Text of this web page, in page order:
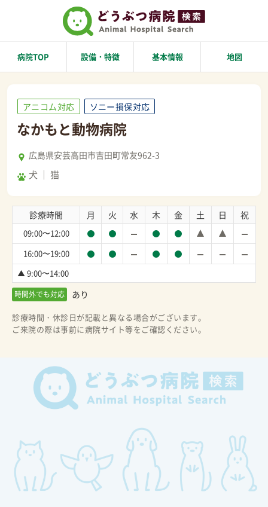
病院TOP 設備・特徴 基本情報 地図
アニコム対応 ソニー損保対応
なかもと動物病院
広島県安芸高田市吉田町常友962-3
犬 猫
診療時間 月 火 水 木 金 土 日 祝
09:00〜12:00
16:00〜19:00
▲ 9:00〜14:00
時間外でも対応 あり
診療時間・休診日が記載と異なる場合がございます。
ご来院の際は事前に病院サイト等をご確認ください。